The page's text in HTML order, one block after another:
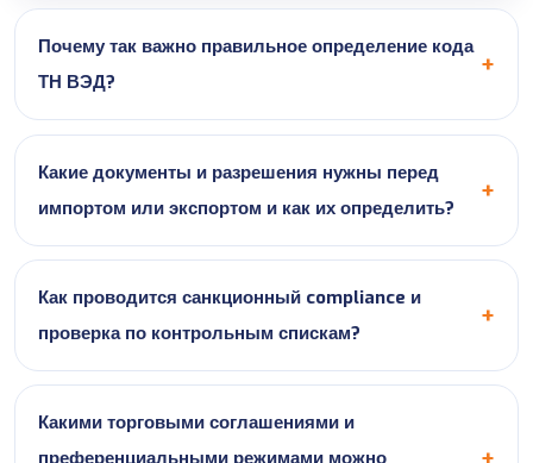
Почему так важно правильное определение кода
ТН ВЭД?
Какие документы и разрешения нужны перед
импортом или экспортом и как их определить?
Как проводится санкционный compliance и
проверка по контрольным спискам?
Какими торговыми соглашениями и
преференциальными режимами можно